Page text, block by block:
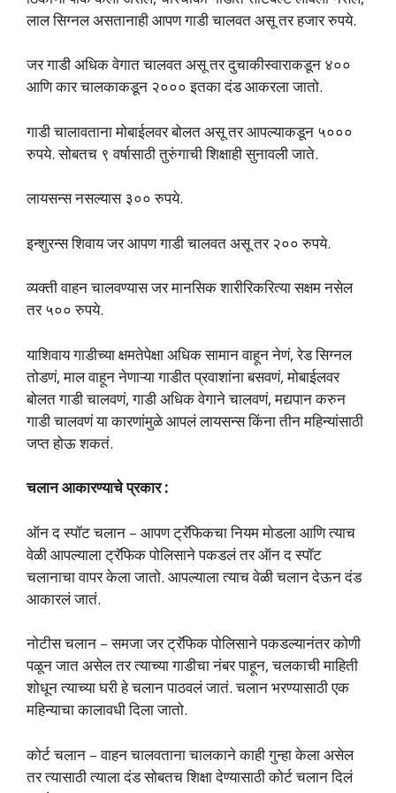
लाल सिग्नल असतानाही आपण गाडी चालवत असू तर हजार रुपये.
जर गाडी अधिक वेगात चालवत असू तर दुचाकीस्वाराकडून ४००
आणि कार चालकाकडून २००० इतका दंड आकरला जातो.
गाडी चालावताना मोबाईलवर बोलत असू तर आपल्याकडून ५०००
रुपये. सोबतच ९ वर्षासाठी तुरुंगाची शिक्षाही सुनावली जाते.
लायसन्स नसल्यास ३०० रुपये.
इन्शुरन्स शिवाय जर आपण गाडी चालवत असू तर २०० रुपये.
व्यक्ती वाहन चालवण्यास जर मानसिक शारीरिकरित्या सक्षम नसेल
तर ५०० रुपये.
याशिवाय गाडीच्या क्षमतेपेक्षा अधिक सामान वाहून नेणं, रेड सिग्नल
तोडणं, माल वाहून नेणाऱ्या गाडीत प्रवाशांना बसवणं, मोबाईलवर
बोलत गाडी चालवणं, गाडी अधिक वेगाने चालवणं, मद्यपान करुन
गाडी चालवणं या कारणांमुळे आपलं लायसन्स किंना तीन महिन्यांसाठी
जप्त होऊ शकतं.
चलान आकारण्याचे प्रकार :
ऑन द स्पॉट चलान – आपण ट्रॅफिकचा नियम मोडला आणि त्याच
वेळी आपल्याला ट्रॅफिक पोलिसाने पकडलं तर ऑन द स्पॉट
चलानाचा वापर केला जातो. आपल्याला त्याच वेळी चलान देऊन दंड
आकारलं जातं.
नोटीस चलान – समजा जर ट्रॅफिक पोलिसाने पकडल्यानंतर कोणी
पळून जात असेल तर त्याच्या गाडीचा नंबर पाहून, चलकाची माहिती
शोधून त्याच्या घरी हे चलान पाठवलं जातं. चलान भरण्यासाठी एक
महिन्याचा कालावधी दिला जातो.
कोर्ट चलान – वाहन चालवताना चालकाने काही गुन्हा केला असेल
तर त्यासाठी त्याला दंड सोबतच शिक्षा देण्यासाठी कोर्ट चलान दिलं